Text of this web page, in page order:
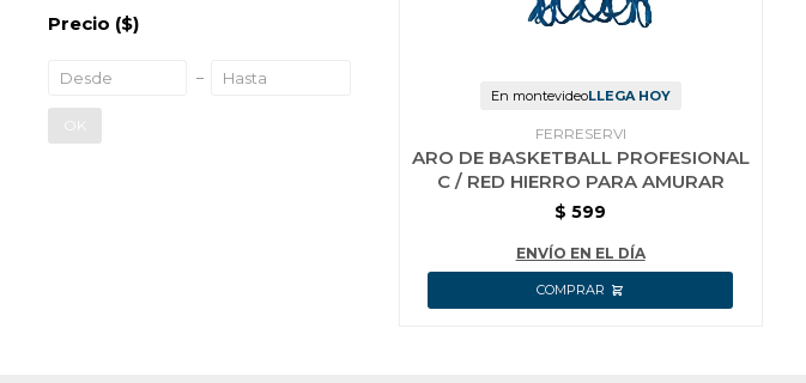
En montevideoLLEGA HOY
FERRESERVI
ARO DE BASKETBALL PROFESIONAL
C / RED HIERRO PARA AMURAR
$ 599
ENVÍO EN EL DÍA
Precio ($)
OK